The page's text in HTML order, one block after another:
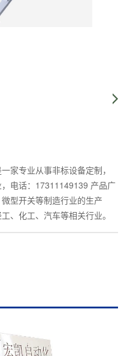
家专业从事非标设备定制，
电话：17311149139 产品广
型开关等制造行业的生产
、化工、汽车等相关行业。